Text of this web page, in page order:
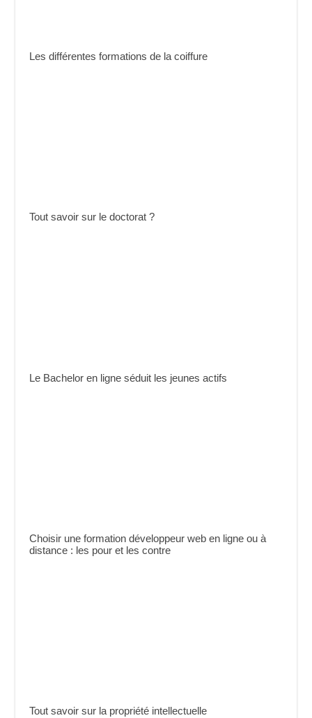
Les différentes formations de la coiffure
Tout savoir sur le doctorat ?
Le Bachelor en ligne séduit les jeunes actifs
Choisir une formation développeur web en ligne ou à
distance : les pour et les contre
Tout savoir sur la propriété intellectuelle